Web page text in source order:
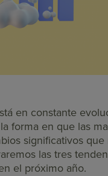
en constante
forma en que las
significativos
las tres
el próximo año.